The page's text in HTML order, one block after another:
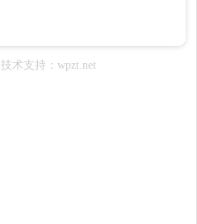
技术支持：wpzt.net